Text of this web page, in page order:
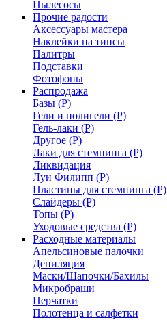
Пылесосы
Прочие радости
Аксессуары мастера
Наклейки на типсы
Палитры
Подставки
Фотофоны
Распродажа
Базы (Р)
Гели и полигели (Р)
Гель-лаки (Р)
Другое (Р)
Лаки для стемпинга (Р)
Ликвидация
Луи Филипп (Р)
Пластины для стемпинга (Р)
Слайдеры (Р)
Топы (Р)
Уходовые средства (Р)
Расходные материалы
Апельсиновые палочки
Депиляция
Маски/Шапочки/Бахилы
Микробраши
Перчатки
Полотенца и салфетки